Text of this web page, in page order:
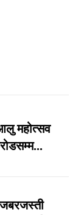
महोत्सव
जबरजस्ती